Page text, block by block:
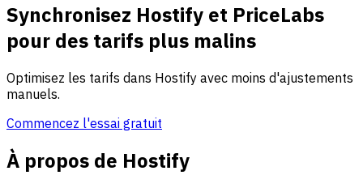
Synchronisez Hostify et PriceLabs
pour des tarifs plus malins
Optimisez les tarifs dans Hostify avec moins d'ajustements
manuels.
Commencez l'essai gratuit
À propos de Hostify